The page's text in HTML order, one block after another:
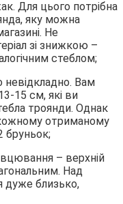
Для цього потрібна
яку можна
Не
зі знижкою –
стеблом;
Вам
15 см, які ви
троянди. Однак
отриманому
бруньок;
– верхній
Над
дуже близько,